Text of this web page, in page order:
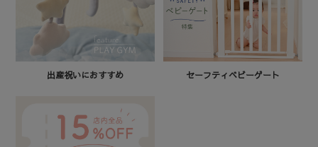
出産祝いにおすすめ セーフティベビーゲート